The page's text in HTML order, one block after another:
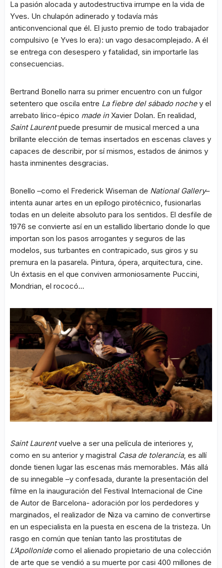
La pasión alocada y autodestructiva irrumpe en la vida de
Yves. Un chulapón adinerado y todavía más
anticonvencional que él. El justo premio de todo trabajador
compulsivo (e Yves lo era): un vago desacomplejado. A él
se entrega con desespero y fatalidad, sin importarle las
consecuencias.
Bertrand Bonello narra su primer encuentro con un fulgor
setentero que oscila entre La fiebre del sábado nochey el
arrebato lírico-épico made inXavier Dolan. En realidad,
Saint Laurentpuede presumir de musical merced a una
brillante elección de temas insertados en escenas claves y
capaces de describir, por sí mismos, estados de ánimos y
hasta inminentes desgracias.
Bonello –como el Frederick Wiseman de National Gallery–
intenta aunar artes en un epílogo pirotécnico, fusionarlas
todas en un deleite absoluto para los sentidos. El desfile de
1976 se convierte así en un estallido libertario donde lo que
importan son los pasos arrogantes y seguros de las
modelos, sus turbantes en contrapicado, sus giros y su
premura en la pasarela. Pintura, ópera, arquitectura, cine.
Un éxtasis en el que conviven armoniosamente Puccini,
Mondrian, el rococó…
Saint Laurentvuelve a ser una película de interiores y,
como en su anterior y magistral Casa de tolerancia, es allí
donde tienen lugar las escenas más memorables. Más allá
de su innegable –y confesada, durante la presentación del
filme en la inauguración del Festival Internacional de Cine
de Autor de Barcelona- adoración por los perdedores y
marginados, el realizador de Niza va camino de convertirse
en un especialista en la puesta en escena de la tristeza. Un
rasgo en común que tenían tanto las prostitutas de
L’Apollonidecomo el alienado propietario de una colección
de arte que se vendió a su muerte por casi 400 millones de